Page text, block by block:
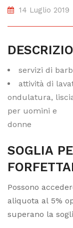
14 Luglio 2019
servizi di
attività di
ondulatura,
per uomini e
donne
SOGLIA
Possono
aliquota al 5%
superano la